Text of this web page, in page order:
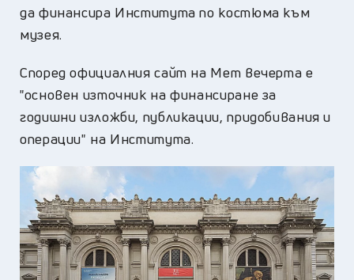
да финансира Института по костюма към
музея.
Според официалния сайт на Мет вечерта е
"основен източник на финансиране за
годишни изложби, публикации, придобивания и
операции" на Института.